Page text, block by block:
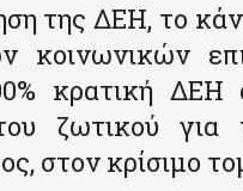
της ΔΕΗ, το
κοινωνικών
κρατική ΔΕΗ
ζωτικού για
στον κρίσιμο